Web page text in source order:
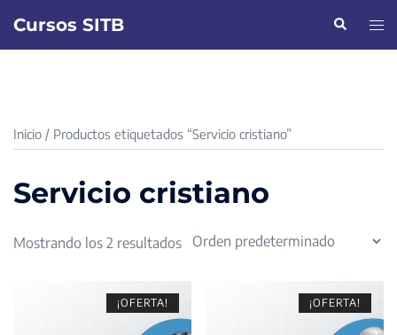
Cursos SITB Buscar
Inicio / Productos etiquetados “Servicio cristiano”
Servicio cristiano
Mostrando los 2 resultados
¡OFERTA! ¡OFERTA!